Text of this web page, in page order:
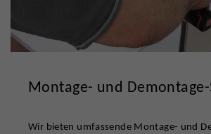
Montage- und Demontage-
Wir bieten umfassende Montage- und